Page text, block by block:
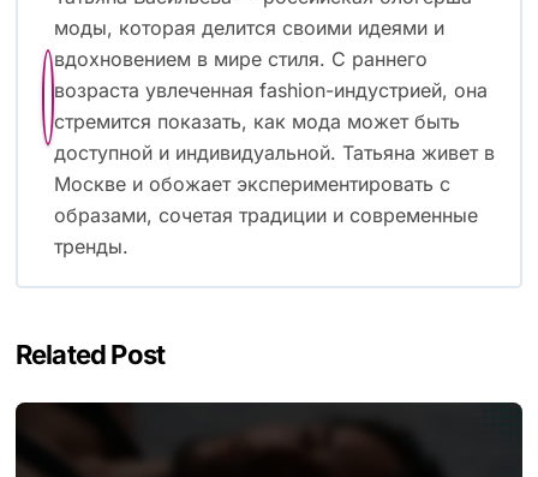
моды, которая делится своими идеями и
вдохновением в мире стиля. С раннего
возраста увлеченная fashion-индустрией, она
стремится показать, как мода может быть
доступной и индивидуальной. Татьяна живет в
Москве и обожает экспериментировать с
образами, сочетая традиции и современные
тренды.
Related Post